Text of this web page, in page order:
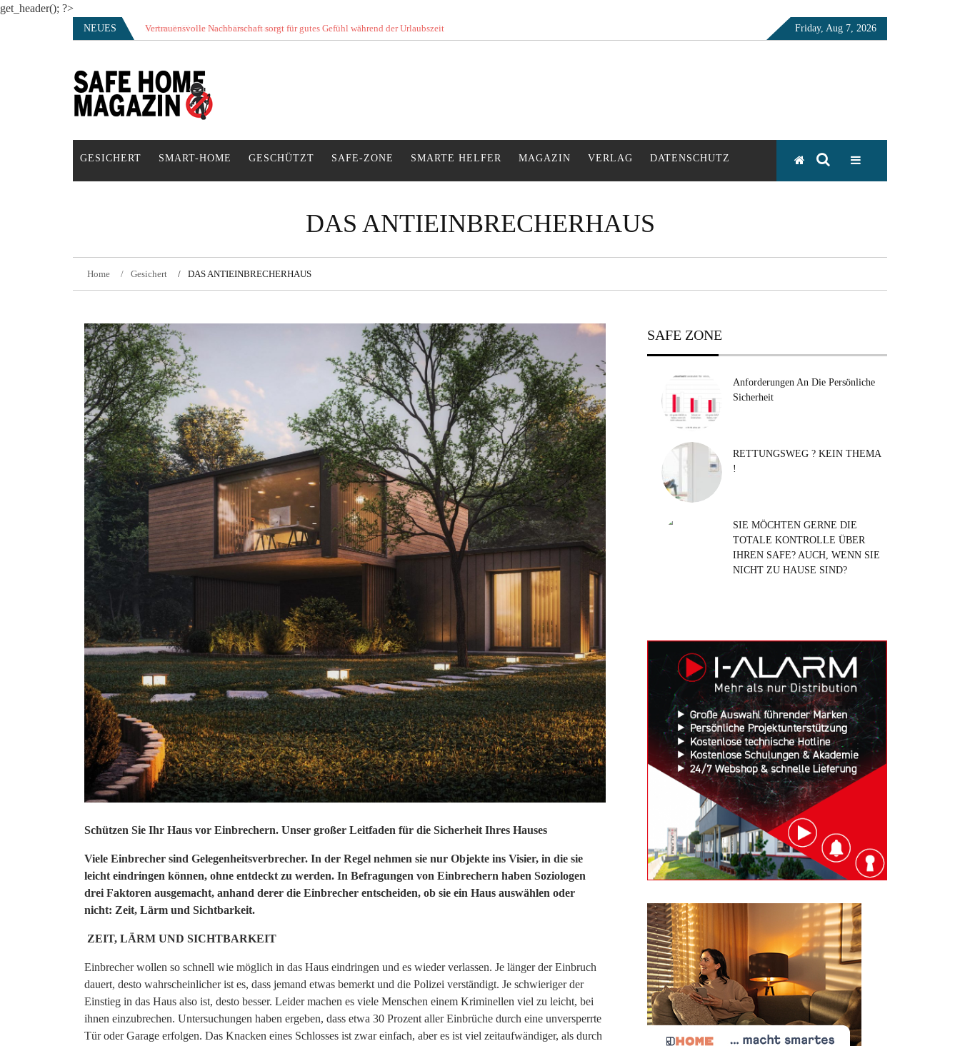
get_header(); ?>
NEUES Vertrauensvolle Nachbarschaft sorgt für gutes Gefühl während der Urlaubszeit Friday, Aug 7, 2026
SAFE HOME Magazin
Sicherlich sicher ich
GESICHERT SMART-HOME GESCHÜTZT SAFE-ZONE SMARTE HELFER MAGAZIN VERLAG DATENSCHUTZ
DAS ANTIEINBRECHERHAUS
Home Gesichert DAS ANTIEINBRECHERHAUS
Schützen Sie Ihr Haus vor Einbrechern. Unser großer Leitfaden für die Sicherheit Ihres Hauses
Viele Einbrecher sind Gelegenheitsverbrecher. In der Regel nehmen sie nur Objekte ins Visier, in die sie
leicht eindringen können, ohne entdeckt zu werden. In Befragungen von Einbrechern haben Soziologen
drei Faktoren ausgemacht, anhand derer die Einbrecher entscheiden, ob sie ein Haus auswählen oder
nicht: Zeit, Lärm und Sichtbarkeit.
ZEIT, LÄRM UND SICHTBARKEIT
Einbrecher wollen so schnell wie möglich in das Haus eindringen und es wieder verlassen. Je länger der Einbruch
dauert, desto wahrscheinlicher ist es, dass jemand etwas bemerkt und die Polizei verständigt. Je schwieriger der
Einstieg in das Haus also ist, desto besser. Leider machen es viele Menschen einem Kriminellen viel zu leicht, bei
ihnen einzubrechen. Untersuchungen haben ergeben, dass etwa 30 Prozent aller Einbrüche durch eine unversperrte
Tür oder Garage erfolgen. Das Knacken eines Schlosses ist zwar einfach, aber es ist viel zeitaufwändiger, als durch
SAFE ZONE
Anforderungen An Die Persönliche
Sicherheit
RETTUNGSWEG ? KEIN THEMA
!
SIE MÖCHTEN GERNE DIE
TOTALE KONTROLLE ÜBER
IHREN SAFE? AUCH, WENN SIE
NICHT ZU HAUSE SIND?